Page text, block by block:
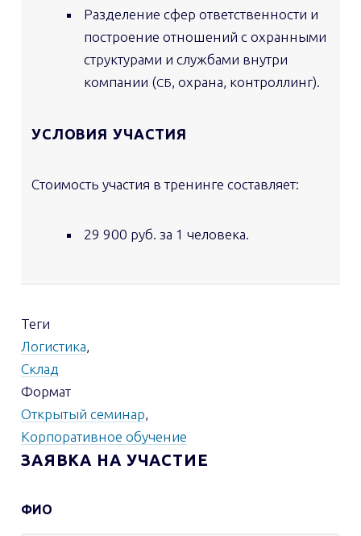
Разделение сфер ответственности и
построение отношений с охранными
структурами и службами внутри
компании (СБ, охрана, контроллинг).
УСЛОВИЯ УЧАСТИЯ
Стоимость участия в тренинге составляет:
29 900 руб. за 1 человека.
Теги
Логистика,
Склад
Формат
Открытый семинар,
Корпоративное обучение
ЗАЯВКА НА УЧАСТИЕ
Контактная
ФИО